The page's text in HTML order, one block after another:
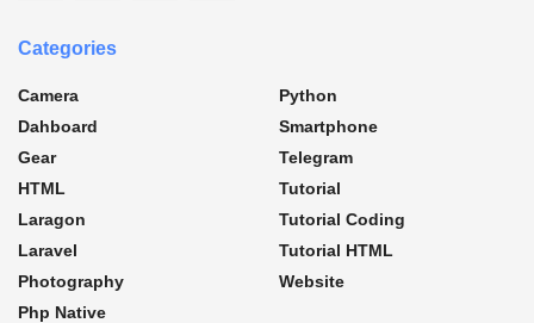
Categories
Camera
Dahboard
Gear
HTML
Laragon
Laravel
Photography
Php Native
Python
Smartphone
Telegram
Tutorial
Tutorial Coding
Tutorial HTML
Website